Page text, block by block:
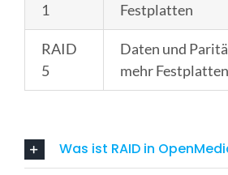
1
Festplatten
RAID
5
Daten und
mehr Festplatten
Was ist RAID in